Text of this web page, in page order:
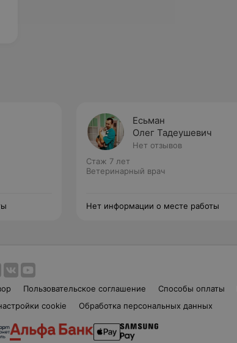
Есьман
Олег Тадеушевич
Нет отзывов
Стаж 7 лет
Ветеринарный врач
Нет информации о месте работы
Пользовательское соглашение Способы оплаты
cookie Обработка персональных данных